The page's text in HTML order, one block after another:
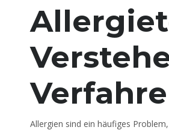
Allergien sind ein häufiges